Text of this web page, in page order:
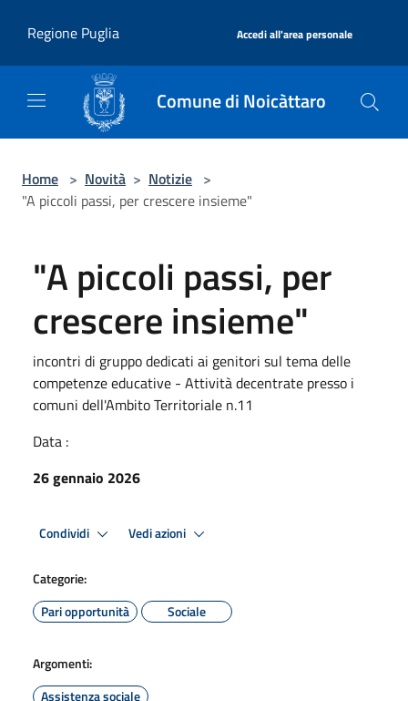
Regione Puglia
Accedi all'area personale
Comune di Noicàttaro
Home > Novità > Notizie >
"A piccoli passi, per crescere insieme"
"A piccoli passi, per
crescere insieme"
incontri di gruppo dedicati ai genitori sul tema delle
competenze educative - Attività decentrate presso i
comuni dell'Ambito Territoriale n.11
Data :
26 gennaio 2026
Condividi Vedi azioni
Categorie:
Pari opportunità
Sociale
Argomenti:
Assistenza sociale